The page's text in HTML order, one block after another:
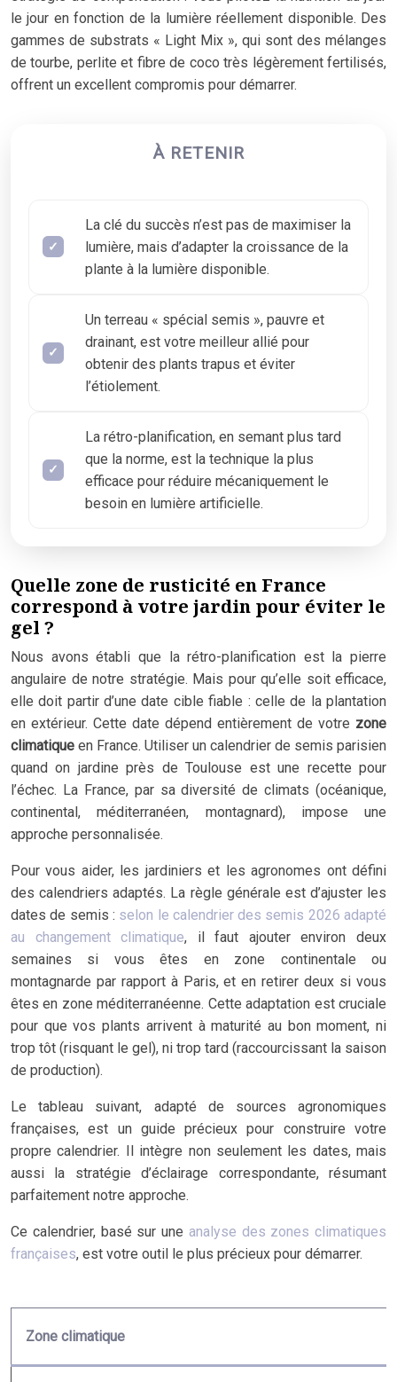
le jour en fonction de la lumière réellement disponible. Des
gammes de substrats « Light Mix », qui sont des mélanges
de tourbe, perlite et fibre de coco très légèrement fertilisés,
offrent un excellent compromis pour démarrer.
À RETENIR
La clé du succès n’est pas de maximiser la
lumière, mais d’adapter la croissance de la
plante à la lumière disponible.
Un terreau « spécial semis », pauvre et
drainant, est votre meilleur allié pour
obtenir des plants trapus et éviter
l’étiolement.
La rétro-planification, en semant plus tard
que la norme, est la technique la plus
efficace pour réduire mécaniquement le
besoin en lumière artificielle.
Quelle zone de rusticité en France
correspond à votre jardin pour éviter le
gel ?
Nous avons établi que la rétro-planification est la pierre
angulaire de notre stratégie. Mais pour qu’elle soit efficace,
elle doit partir d’une date cible fiable : celle de la plantation
en extérieur. Cette date dépend entièrement de votre zone
climatique en France. Utiliser un calendrier de semis parisien
quand on jardine près de Toulouse est une recette pour
l’échec. La France, par sa diversité de climats (océanique,
continental, méditerranéen, montagnard), impose une
approche personnalisée.
Pour vous aider, les jardiniers et les agronomes ont défini
des calendriers adaptés. La règle générale est d’ajuster les
dates de semis : selon le calendrier des semis 2026 adapté
au changement climatique, il faut ajouter environ deux
semaines si vous êtes en zone continentale ou
montagnarde par rapport à Paris, et en retirer deux si vous
êtes en zone méditerranéenne. Cette adaptation est cruciale
pour que vos plants arrivent à maturité au bon moment, ni
trop tôt (risquant le gel), ni trop tard (raccourcissant la saison
de production).
Le tableau suivant, adapté de sources agronomiques
françaises, est un guide précieux pour construire votre
propre calendrier. Il intègre non seulement les dates, mais
aussi la stratégie d’éclairage correspondante, résumant
parfaitement notre approche.
Ce calendrier, basé sur une analyse des zones climatiques
françaises, est votre outil le plus précieux pour démarrer.
Zone climatique